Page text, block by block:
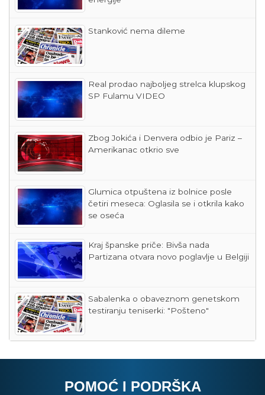
Stanković nema dileme
Real prodao najboljeg strelca klupskog
SP Fulamu VIDEO
Zbog Jokića i Denvera odbio je Pariz –
Amerikanac otkrio sve
Glumica otpuštena iz bolnice posle
četiri meseca: Oglasila se i otkrila kako
se oseća
Kraj španske priče: Bivša nada
Partizana otvara novo poglavlje u Belgiji
Sabalenka o obaveznom genetskom
testiranju teniserki: "Pošteno"
POMOĆ I PODRŠKA